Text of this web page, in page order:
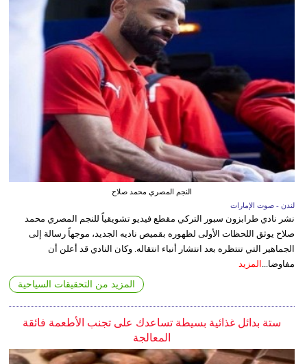
النجم المصري محمد صلاح
لندن - صوت الإمارات
نشر نادي طرابزون سبور التركي مقطع فيديو تشويقياً للنجم المصري محمد
صلاح يوثق اللحظات الأولى لظهوره بقميص ناديه الجديد، موجهاً رسالة إلى
الجماهير التي تنتظره بعد انتشار أنباء انتقاله. وكان النادي قد أعلن أن
مفاوضا... المزيد
المزيد من التحقيقات السياحية
ستة بدائل غذائية بسيطة تساعدك على تجنب الأطعمة فائقة
المعالجة